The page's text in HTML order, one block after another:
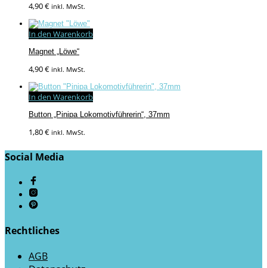
4,90€ inkl. MwSt.
In den Warenkorb
Magnet „Löwe“
4,90€ inkl. MwSt.
In den Warenkorb
Button „Pinipa Lokomotivführerin“, 37mm
1,80€ inkl. MwSt.
Social Media
Rechtliches
AGB